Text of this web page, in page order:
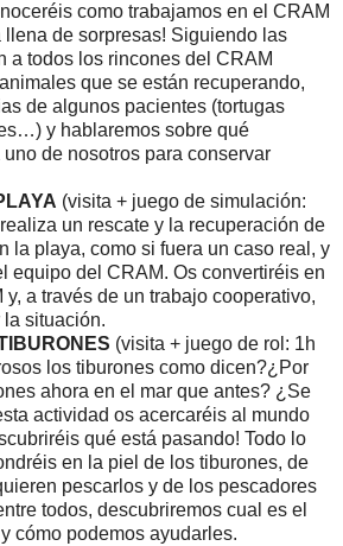
como trabajamos en el CRAM
llena de sorpresas! Siguiendo las
a todos los rincones del CRAM
que se están recuperando,
de algunos pacientes (tortugas
y hablaremos sobre qué
de nosotros para conservar
(visita + juego de simulación:
un rescate y la recuperación de
la playa, como si fuera un caso real, y
equipo del CRAM. Os convertiréis en
a través de un trabajo cooperativo,
situación.
(visita + juego de rol: 1h
los tiburones como dicen?¿Por
ahora en el mar que antes? ¿Se
actividad os acercaréis al mundo
qué está pasando! Todo lo
en la piel de los tiburones, de
pescarlos y de los pescadores
todos, descubriremos cual es el
cómo podemos ayudarles.